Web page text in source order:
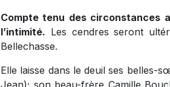
Compte tenu des circonstances
l’intimité. Les cendres seront
Bellechasse.
Elle laisse dans le deuil ses belles-
Jean); son beau-frère Camille